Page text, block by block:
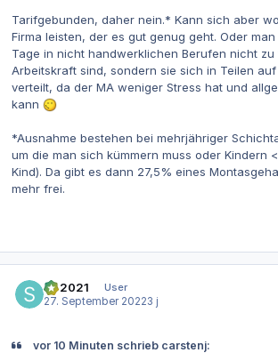
Tarifgebunden, daher nein.* Kann sich aber
Firma leisten, der es gut genug geht. Oder
Tage in nicht handwerklichen Berufen nicht zu
Arbeitskraft sind, sondern sie sich in Teilen
verteilt, da der MA weniger Stress hat und
kann
*Ausnahme bestehen bei mehrjähriger
um die man sich kümmern muss oder Kindern
Kind). Da gibt es dann 27,5% eines
mehr frei.
SR2021
User
27. September 20223 j
vor 10 Minuten schrieb carstenj: